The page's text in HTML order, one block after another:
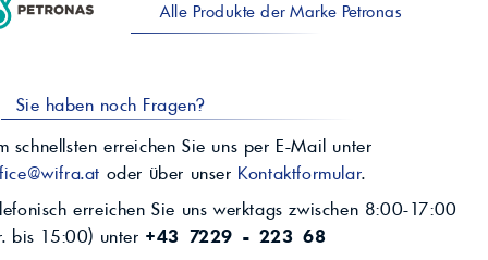
Alle Produkte der Marke Petronas
Sie haben noch Fragen?
schnellsten erreichen Sie uns per E-Mail unter
oder über unser Kontaktformular.
erreichen Sie uns werktags zwischen 8:00-17:00
bis 15:00) unter +43 7229 - 223 68